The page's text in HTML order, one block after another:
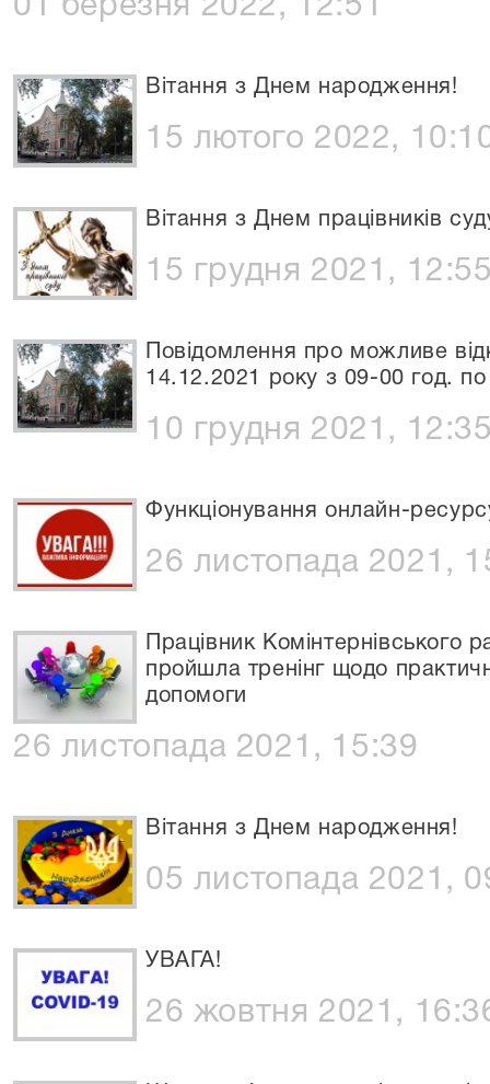
01 березня 2022, 12:51
Вітання з Днем народження!
15 лютого 2022,
Вітання з Днем працівників
15 грудня 2021,
Повідомлення про можливе
14.12.2021 року з 09-00 год.
10 грудня 2021,
Функціонування онлайн-
26 листопада 2021,
Працівник Комінтернівського
пройшла тренінг щодо
допомоги
26 листопада 2021, 15:39
Вітання з Днем народження!
05 листопада 2021,
УВАГА!
26 жовтня 2021,